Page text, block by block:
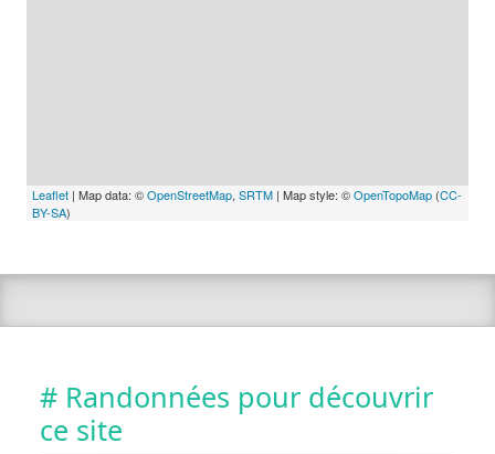
Leaflet | Map data: ©OpenStreetMap, SRTM | Map style: ©OpenTopoMap (CC-
BY-SA)
# Randonnées pour découvrir
ce site